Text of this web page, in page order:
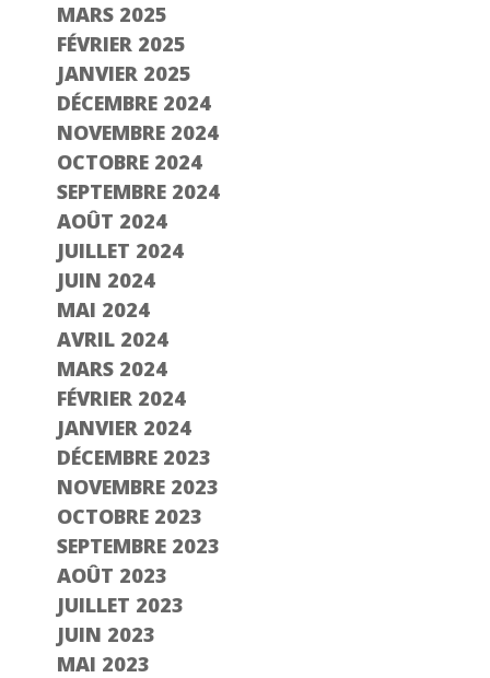
MARS 2025
FÉVRIER 2025
JANVIER 2025
DÉCEMBRE 2024
NOVEMBRE 2024
OCTOBRE 2024
SEPTEMBRE 2024
AOÛT 2024
JUILLET 2024
JUIN 2024
MAI 2024
AVRIL 2024
MARS 2024
FÉVRIER 2024
JANVIER 2024
DÉCEMBRE 2023
NOVEMBRE 2023
OCTOBRE 2023
SEPTEMBRE 2023
AOÛT 2023
JUILLET 2023
JUIN 2023
MAI 2023